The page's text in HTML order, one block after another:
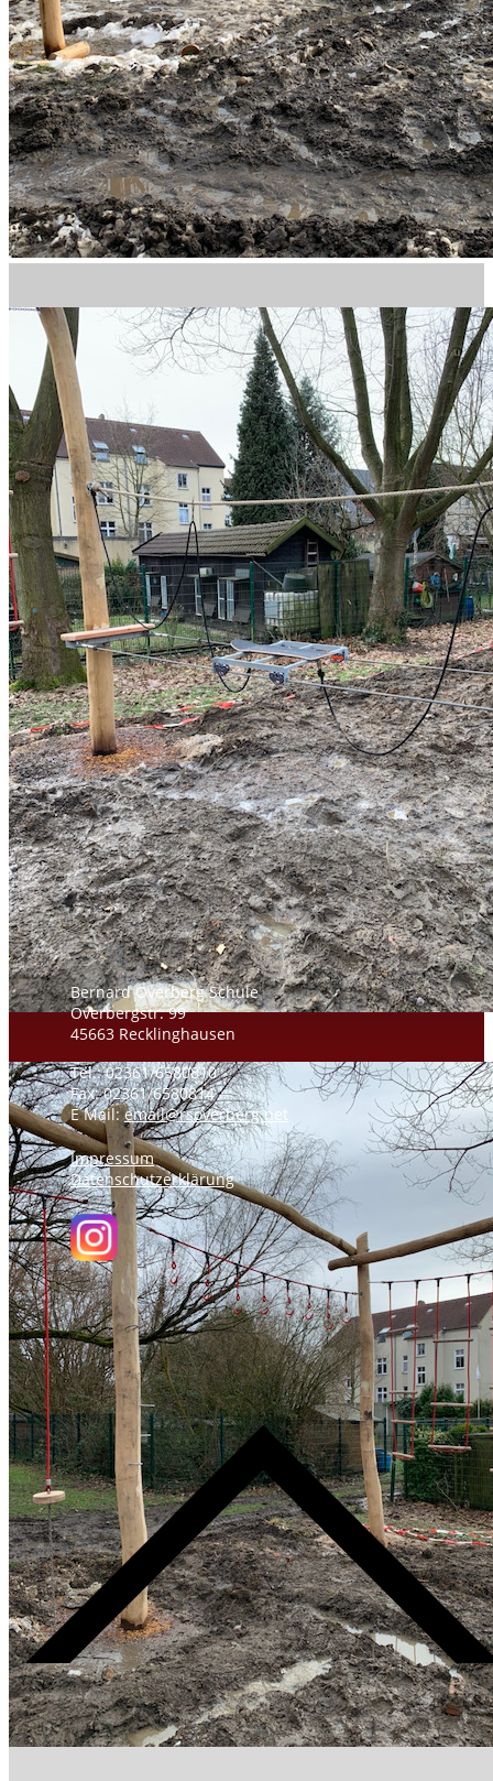
Bernard Overberg Schule
Overbergstr. 99
45663 Recklinghausen
Tel.: 02361/6580810
Fax: 02361/6580814
E Mail:email@rsoverberg.net
Impressum
Datenschutzerklärung